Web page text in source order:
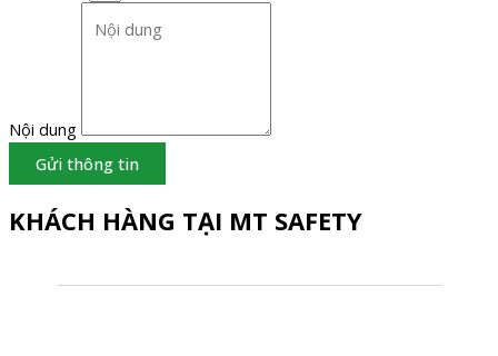
Nội dung
Gửi thông tin
KHÁCH HÀNG TẠI MT SAFETY